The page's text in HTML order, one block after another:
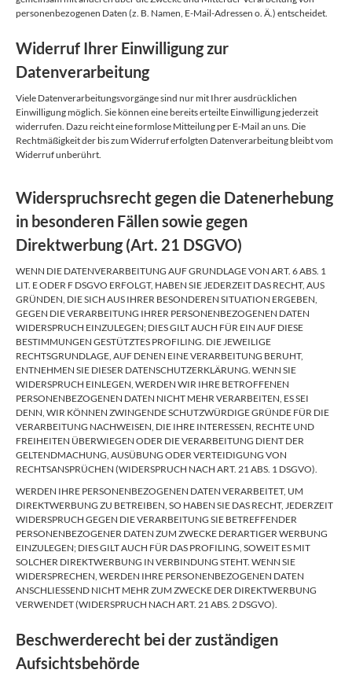
personenbezogenen Daten (z. B. Namen, E-Mail-Adressen o. Ä.) entscheidet.
Widerruf Ihrer Einwilligung zur
Datenverarbeitung
Viele Datenverarbeitungsvorgänge sind nur mit Ihrer ausdrücklichen
Einwilligung möglich. Sie können eine bereits erteilte Einwilligung jederzeit
widerrufen. Dazu reicht eine formlose Mitteilung per E-Mail an uns. Die
Rechtmäßigkeit der bis zum Widerruf erfolgten Datenverarbeitung bleibt vom
Widerruf unberührt.
Widerspruchsrecht gegen die Datenerhebung
in besonderen Fällen sowie gegen
Direktwerbung (Art. 21 DSGVO)
WENN DIE DATENVERARBEITUNG AUF GRUNDLAGE VON ART. 6 ABS. 1
LIT. E ODER F DSGVO ERFOLGT, HABEN SIE JEDERZEIT DAS RECHT, AUS
GRÜNDEN, DIE SICH AUS IHRER BESONDEREN SITUATION ERGEBEN,
GEGEN DIE VERARBEITUNG IHRER PERSONENBEZOGENEN DATEN
WIDERSPRUCH EINZULEGEN; DIES GILT AUCH FÜR EIN AUF DIESE
BESTIMMUNGEN GESTÜTZTES PROFILING. DIE JEWEILIGE
RECHTSGRUNDLAGE, AUF DENEN EINE VERARBEITUNG BERUHT,
ENTNEHMEN SIE DIESER DATENSCHUTZERKLÄRUNG. WENN SIE
WIDERSPRUCH EINLEGEN, WERDEN WIR IHRE BETROFFENEN
PERSONENBEZOGENEN DATEN NICHT MEHR VERARBEITEN, ES SEI
DENN, WIR KÖNNEN ZWINGENDE SCHUTZWÜRDIGE GRÜNDE FÜR DIE
VERARBEITUNG NACHWEISEN, DIE IHRE INTERESSEN, RECHTE UND
FREIHEITEN ÜBERWIEGEN ODER DIE VERARBEITUNG DIENT DER
GELTENDMACHUNG, AUSÜBUNG ODER VERTEIDIGUNG VON
RECHTSANSPRÜCHEN (WIDERSPRUCH NACH ART. 21 ABS. 1 DSGVO).
WERDEN IHRE PERSONENBEZOGENEN DATEN VERARBEITET, UM
DIREKTWERBUNG ZU BETREIBEN, SO HABEN SIE DAS RECHT, JEDERZEIT
WIDERSPRUCH GEGEN DIE VERARBEITUNG SIE BETREFFENDER
PERSONENBEZOGENER DATEN ZUM ZWECKE DERARTIGER WERBUNG
EINZULEGEN; DIES GILT AUCH FÜR DAS PROFILING, SOWEIT ES MIT
SOLCHER DIREKTWERBUNG IN VERBINDUNG STEHT. WENN SIE
WIDERSPRECHEN, WERDEN IHRE PERSONENBEZOGENEN DATEN
ANSCHLIESSEND NICHT MEHR ZUM ZWECKE DER DIREKTWERBUNG
VERWENDET (WIDERSPRUCH NACH ART. 21 ABS. 2 DSGVO).
Beschwerderecht bei der zuständigen
Aufsichtsbehörde